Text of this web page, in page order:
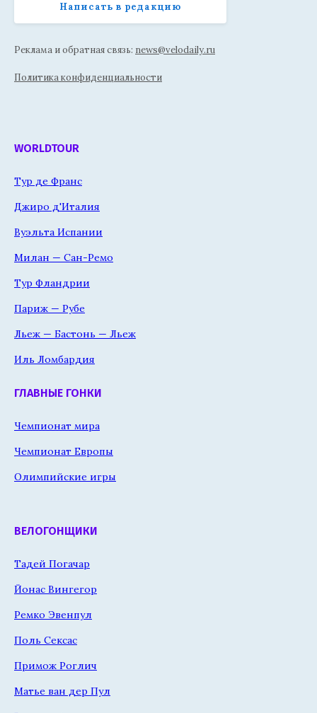
Написать в редакцию
Реклама и обратная связь: news@velodaily.ru
Политика конфиденциальности
WORLDTOUR
Тур де Франс
Джиро д'Италия
Вуэльта Испании
Милан — Сан-Ремо
Тур Фландрии
Париж — Рубе
Льеж — Бастонь — Льеж
Иль Ломбардия
ГЛАВНЫЕ ГОНКИ
Чемпионат мира
Чемпионат Европы
Олимпийские игры
ВЕЛОГОНЩИКИ
Тадей Погачар
Йонас Вингегор
Ремко Эвенпул
Поль Сексас
Примож Роглич
Матье ван дер Пул